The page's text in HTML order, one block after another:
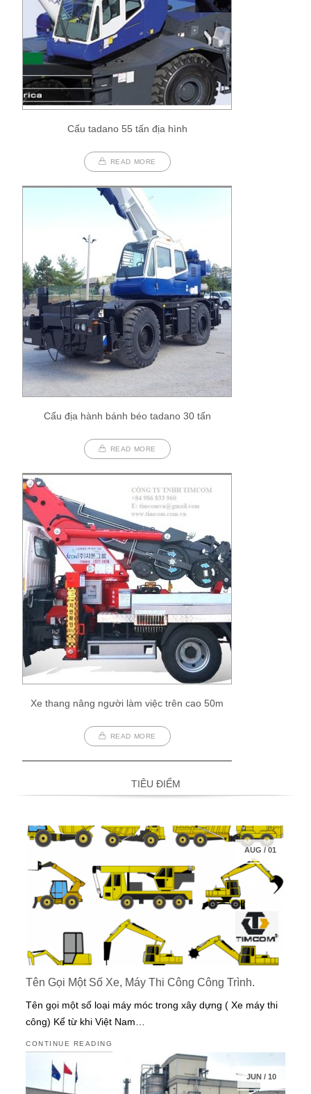
Cẩu tadano 55 tấn địa hình
READ MORE
Cẩu địa hành bánh béo tadano 30 tấn
READ MORE
Xe thang nâng người làm việc trên cao 50m
READ MORE
TIÊU ĐIỂM
AUG /01
Tên Gọi Một Số Xe, Máy Thi Công Công Trình.
Tên gọi một số loại máy móc trong xây dựng ( Xe máy thi
công) Kể từ khi Việt Nam…
CONTINUE READING
JUN/ 10